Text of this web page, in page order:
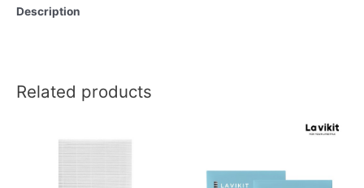
Description
Related products